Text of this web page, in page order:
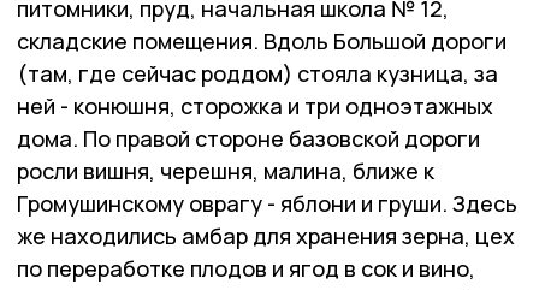
питомники, пруд, начальная школа № 12,
складские помещения. Вдоль Большой дороги
(там, где сейчас роддом) стояла кузница, за
ней - конюшня, сторожка и три одноэтажных
дома. По правой стороне базовской дороги
росли вишня, черешня, малина, ближе к
Громушинскому оврагу - яблони и груши. Здесь
же находились амбар для хранения зерна, цех
по переработке плодов и ягод в сок и вино,